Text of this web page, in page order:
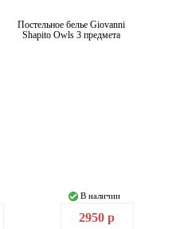
Постельное белье Giovanni
Shapito Owls 3 предмета
В наличии
2950 р